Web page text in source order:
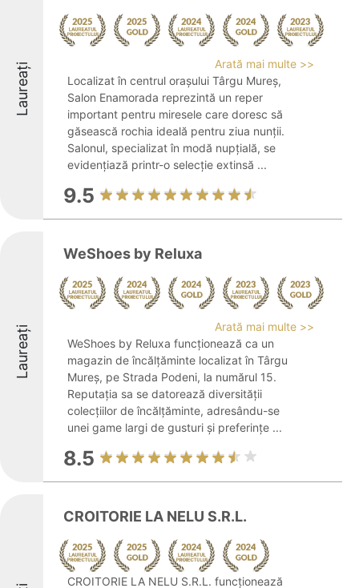
Laureați
Arată mai multe >>
Localizat în centrul orașului Târgu Mureș,
Salon Enamorada reprezintă un reper
important pentru miresele care doresc să
găsească rochia ideală pentru ziua nunții.
Salonul, specializat în modă nupțială, se
evidențiază printr-o selecție extinsă ...
9.5
Laureați
WeShoes by Reluxa
Arată mai multe >>
WeShoes by Reluxa funcționează ca un
magazin de încălțăminte localizat în Târgu
Mureș, pe Strada Podeni, la numărul 15.
Reputația sa se datorează diversității
colecțiilor de încălțăminte, adresându-se
unei game largi de gusturi și preferințe ...
8.5
CROITORIE LA NELU S.R.L.
CROITORIE LA NELU S.R.L. funcționează